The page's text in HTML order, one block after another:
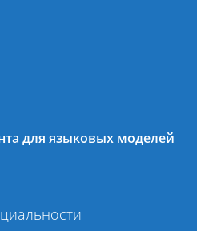
для языковых моделей